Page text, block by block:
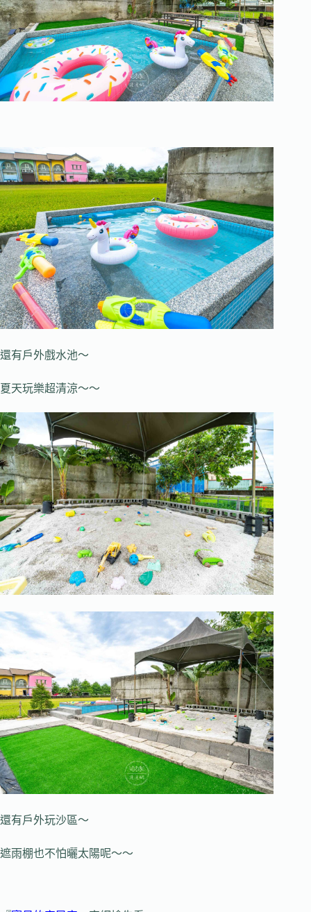
還有戶外戲水池～
夏天玩樂超清涼～～
還有戶外玩沙區～
遮雨棚也不怕曬太陽呢～～